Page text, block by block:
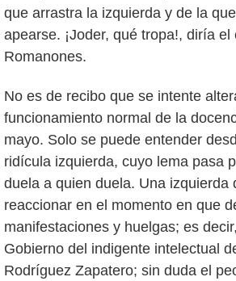
que arrastra la izquierda y de la
apearse. ¡Joder, qué tropa!, diría el
Romanones.
No es de recibo que se intente
funcionamiento normal de la
mayo. Solo se puede entender
ridícula izquierda, cuyo lema pasa
duela a quien duela. Una izquierda
reaccionar en el momento en que
manifestaciones y huelgas; es
Gobierno del indigente intelectual
Rodríguez Zapatero; sin duda el